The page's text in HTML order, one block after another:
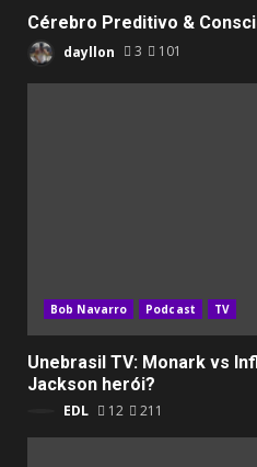
Cérebro Preditivo &
dayllon 3 101
Bob Navarro Podcast TV
Unebrasil TV: Monark vs
Jackson herói?
EDL 12 211